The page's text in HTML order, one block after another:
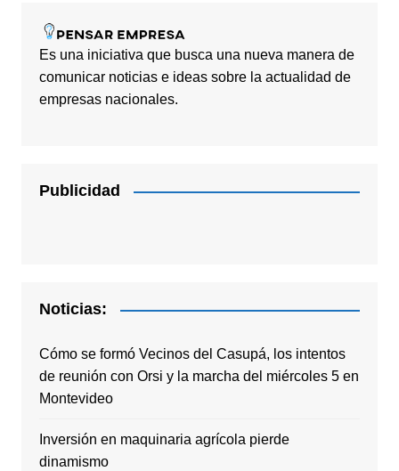
Es una iniciativa que busca una nueva manera de
comunicar noticias e ideas sobre la actualidad de
empresas nacionales.
Publicidad
Noticias:
Cómo se formó Vecinos del Casupá, los intentos
de reunión con Orsi y la marcha del miércoles 5 en
Montevideo
Inversión en maquinaria agrícola pierde
dinamismo